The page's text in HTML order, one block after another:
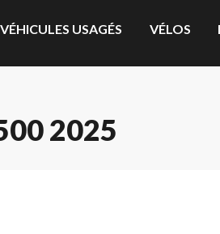
VÉHICULES USAGÉS VÉLOS
2025